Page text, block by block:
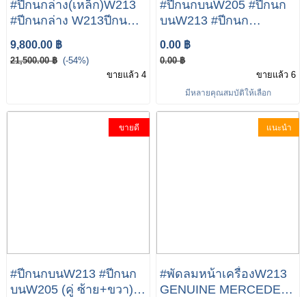
#ปีกนกล่าง(เหล็ก)W213
#ปีกนกล่าง W213ปีกนก
ล่าง(เหล็ก) (ซ้าย+ขวา)
W205 W238 W257 เบอร์
205 330 65 10-66 10
9,800.00 ฿
21,500.00 ฿ (-54%)
ขายแล้ว 4
#ปีกนกบนW205 #ปีกนก
บนW213 #ปีกนก
บนW238 W213 W238
W257 เบอร์ 205 330 55
01-56 01 ยี่ห้อ
0.00 ฿
0.00 ฿
ขายแล้ว 6
มีหลายคุณสมบัติให้เลือก
ขายดี
#ปีกนกบนW213 #ปีกนก
บนW205 (คู่ ซ้าย+ขวา)
แนะนำ
#พัดลมหน้าเครื่องW213
GENUINE MERCEDES